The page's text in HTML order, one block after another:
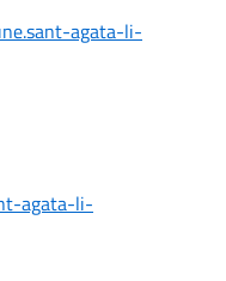
agata-li-
agata-li-